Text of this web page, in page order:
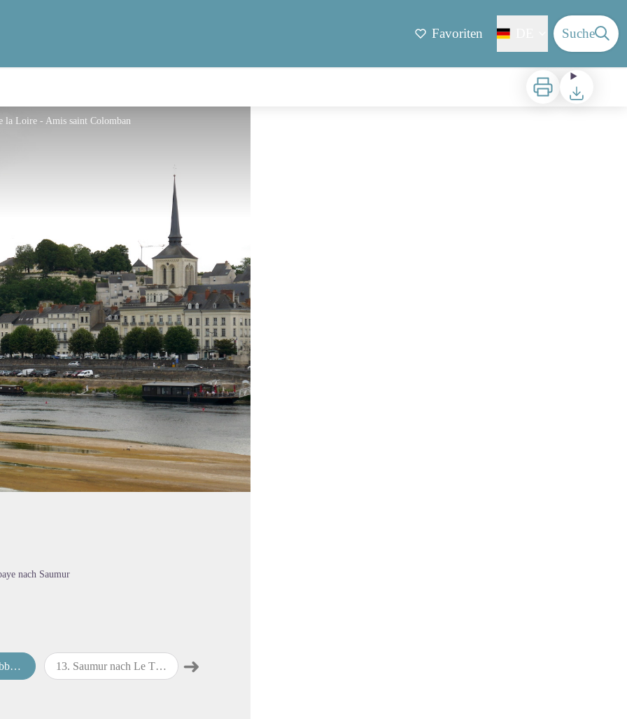
Favoriten Suche
Zu druckenHerunterladen
la Loire - Amis saint Colomban
nach Saumur
13. Saumur nach Le Thoureil ➜map.drawer.next